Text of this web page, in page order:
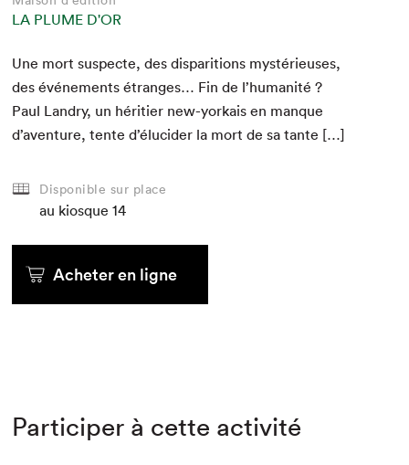
LA PLUME D'OR
Une mort sus­pecte, des dis­pari­tions mys­térieuses,
des événe­ments étranges… Fin de l’humanité ?
Paul Landry, un héri­ti­er new-yorkais en manque
d’aventure, tente d’élucider la mort de sa tante […]
Disponible sur place
au kiosque 14
Acheter en ligne
Participer à cette activité